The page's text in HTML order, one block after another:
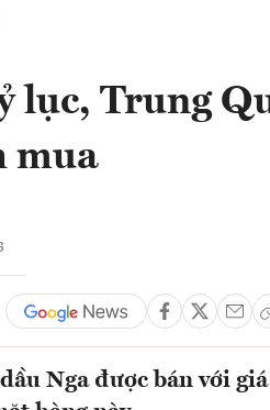
lục, Trung
mua
Nga được bán với